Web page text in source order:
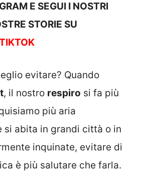
E SEGUI I NOSTRI
STORIE SU
evitare? Quando
, il nostro respiro si fa più
più aria
si abita in grandi città o in
inquinate, evitare di
è più salutare che farla.